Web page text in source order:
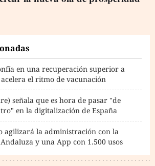
en una recuperación superior a
el ritmo de vacunación
señala que es hora de pasar "de
en la digitalización de España
agilizará la administración con la
y una App con 1.500 usos